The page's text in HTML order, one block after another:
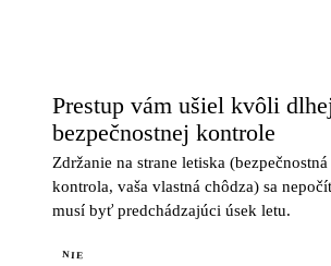
Prestup vám ušiel kvôli
bezpečnostnej kontrole
Zdržanie na strane letiska
kontrola, vaša vlastná chôdza) sa
musí byť predchádzajúci úsek letu.
NIE